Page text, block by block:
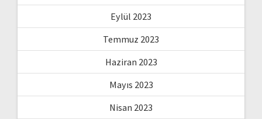
Eylül 2023
Temmuz 2023
Haziran 2023
Mayıs 2023
Nisan 2023